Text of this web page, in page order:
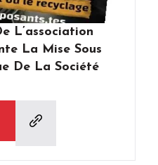
L’association
La Mise Sous
De La Société